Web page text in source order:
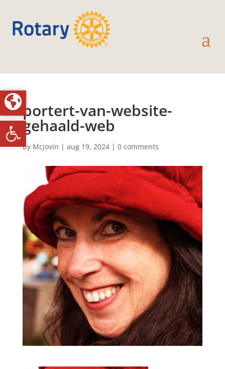
Toolbar openen
portert-van-website-
gehaald-web
by Mcjovin | aug 19, 2024| 0 comments